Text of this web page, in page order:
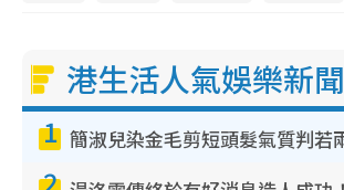
港生活人氣娛樂新聞
1
2